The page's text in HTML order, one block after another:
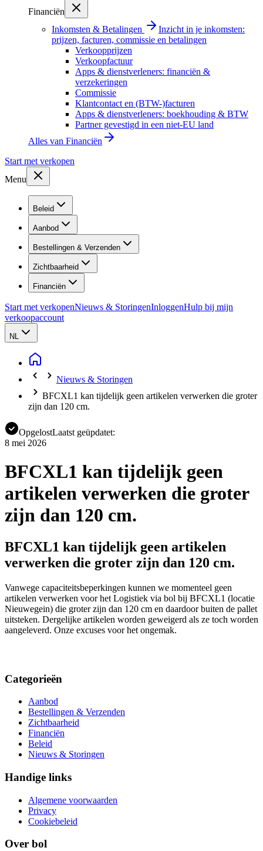
Financiën
Inkomsten & Betalingen
Inzicht in je inkomsten:
prijzen, facturen, commissie en betalingen
Verkoopprijzen
Verkoopfactuur
Apps & dienstverleners: financiën &
verzekeringen
Commissie
Klantcontact en (BTW-)facturen
Apps & dienstverleners: boekhouding & BTW
Partner gevestigd in een niet-EU land
Alles van Financiën
Start met verkopen
Menu
Beleid
Aanbod
Bestellingen & Verzenden
Zichtbaarheid
Financiën
Start met verkopenNieuws & StoringenInloggenHulp bij mijn
verkoopaccount
NL
Nieuws & Storingen
BFCXL1 kan tijdelijk geen artikelen verwerken die groter
zijn dan 120 cm.
OpgelostLaatst geüpdatet:
8 mei 2026
BFCXL1 kan tijdelijk geen
artikelen verwerken die groter
zijn dan 120 cm.
BFCXL1 kan tijdelijk geen artikelen
verwerken die groter zijn dan 120 cm.
Vanwege capaciteitsbeperkingen kunnen we momenteel geen
artikelen verwerken voor het Logistiek via bol bij BFCXL1 (locatie
Nieuwegein) die groter zijn dan 120 cm en daardoor buiten de pallet
uitsteken. Dergelijke artikelen worden geweigerd als ze toch worden
aangeleverd. Onze excuses voor het ongemak.
Categorieën
Aanbod
Bestellingen & Verzenden
Zichtbaarheid
Financiën
Beleid
Nieuws & Storingen
Handige links
Algemene voorwaarden
Privacy
Cookiebeleid
Over bol